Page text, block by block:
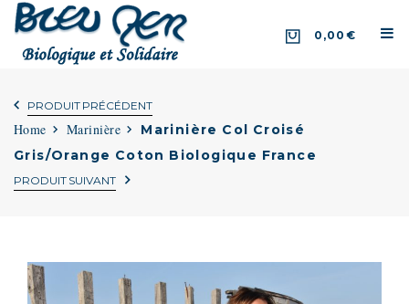
0,00€
PRODUIT PRÉCÉDENT
Home Marinière
Marinière Col Croisé
Gris/Orange Coton Biologique France
PRODUIT SUIVANT